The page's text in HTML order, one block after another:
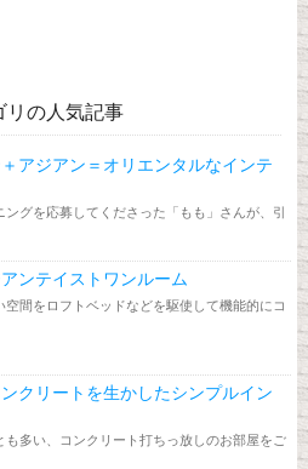
リの人気記事
アジアン＝オリエンタルなインテ
ングを応募してくださった「もも」さんが、引
ンテイストワンルーム
空間をロフトベッドなどを駆使して機能的にコ
クリートを生かしたシンプルイン
も多い、コンクリート打ちっ放しのお部屋をご